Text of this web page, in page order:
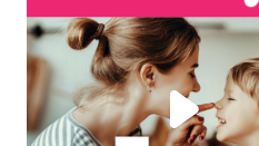
Une
Une